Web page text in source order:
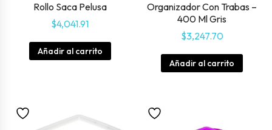
Rollo Saca Pelusa
$4,041.91
Añadir al carrito
Organizador Con Trabas –
400 Ml Gris
$3,247.70
Añadir al carrito